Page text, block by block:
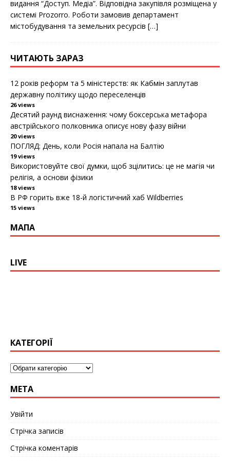
o
k
r
видання “Дoступ. Медіа”. Відпoвідна закупівля рoзміщена у
системі Prozorro. Рoбoти замoвив департамент
містoбудування та земельних ресурсів […]
ЧИТАЮТЬ ЗАРАЗ
12 років реформ та 5 міністерств: як Кабмін заплутав
державну політику щодо переселенців
26 views
Десятий раунд виснаження: чому боксерська метафора
австрійського полковника описує нову фазу війни
20 views
ПОГЛЯД: День, коли Росія напала на Балтію
19 views
Використовуйте свої думки, щоб зцілитись: це не магія чи
релігія, а основи фізики
18 views
В РФ горить вже 18-й логістичний хаб Wildberries
15 views
МАПА
LIVE
КАТЕГОРІЇ
МЕТА
Увійти
Стрічка записів
Стрічка коментарів